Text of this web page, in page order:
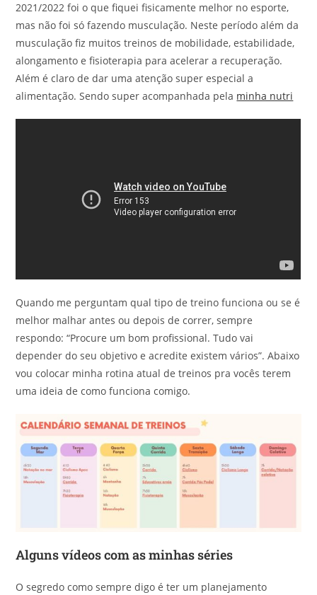
2021/2022 foi o que fiquei fisicamente melhor no esporte,
mas não foi só fazendo musculação. Neste período além da
musculação fiz muitos treinos de mobilidade, estabilidade,
alongamento e fisioterapia para acelerar a recuperação.
Além é claro de dar uma atenção super especial a
alimentação. Sendo super acompanhada pela minha nutri
Quando me perguntam qual tipo de treino funciona ou se é
melhor malhar antes ou depois de correr, sempre
respondo: “Procure um bom profissional. Tudo vai
depender do seu objetivo e acredite existem vários”. Abaixo
vou colocar minha rotina atual de treinos pra vocês terem
uma ideia de como funciona comigo.
Alguns vídeos com as minhas séries
O segredo como sempre digo é ter um planejamento